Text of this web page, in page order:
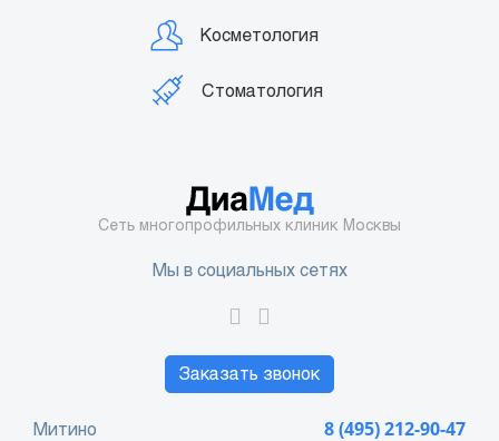
Косметология
Стоматология
Сеть многопрофильных клиник Москвы
Мы в социальных сетях
Заказать звонок
8 (495) 212-90-47
Митино